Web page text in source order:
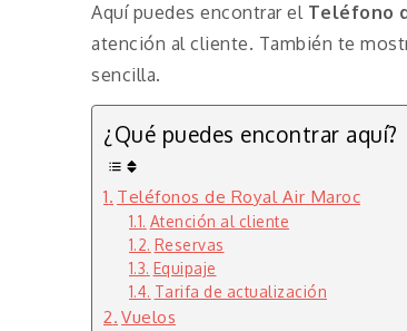
Aquí puedes encontrar elTeléfono
atención al cliente. También te
sencilla.
¿Qué puedes encontrar aquí?
Teléfonos de Royal Air Maroc
Atención al cliente
Reservas
Equipaje
Tarifa de actualización
Vuelos